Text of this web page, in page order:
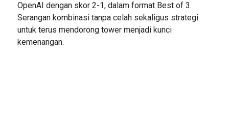
OpenAI dengan skor 2-1, dalam format Best of 3.
Serangan kombinasi tanpa celah sekaligus strategi
untuk terus mendorong tower menjadi kunci
kemenangan.